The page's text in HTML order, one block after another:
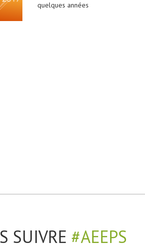
quelques années
SUIVRE #AEEPS